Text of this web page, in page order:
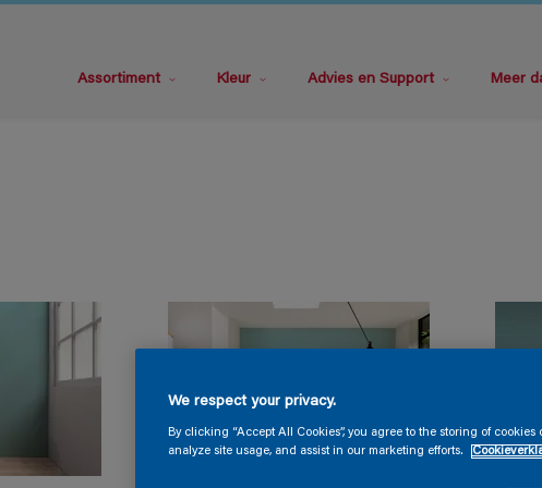
Assortiment Kleur Advies en Support Meer
We respect your privacy.
By clicking “Accept All Cookies”, you agree to the storing of
analyze site usage, and assist in our marketing efforts.